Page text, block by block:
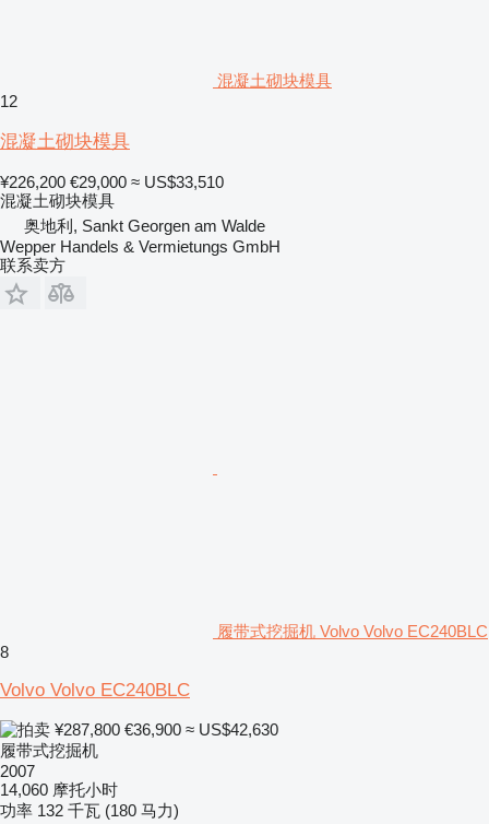
混凝土砌块模具
12
混凝土砌块模具
¥226,200 €29,000 ≈ US$33,510
混凝土砌块模具
奥地利, Sankt Georgen am Walde
Wepper Handels & Vermietungs GmbH
联系卖方
履带式挖掘机 Volvo Volvo EC240BLC
8
Volvo Volvo EC240BLC
¥287,800 €36,900 ≈ US$42,630
履带式挖掘机
2007
14,060 摩托小时
功率 132 千瓦 (180 马力)